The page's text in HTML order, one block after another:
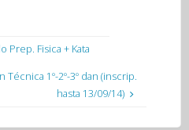
Prep. Fisica + Kata
1º-2º-3º dan (inscrip.
hasta 13/09/14)